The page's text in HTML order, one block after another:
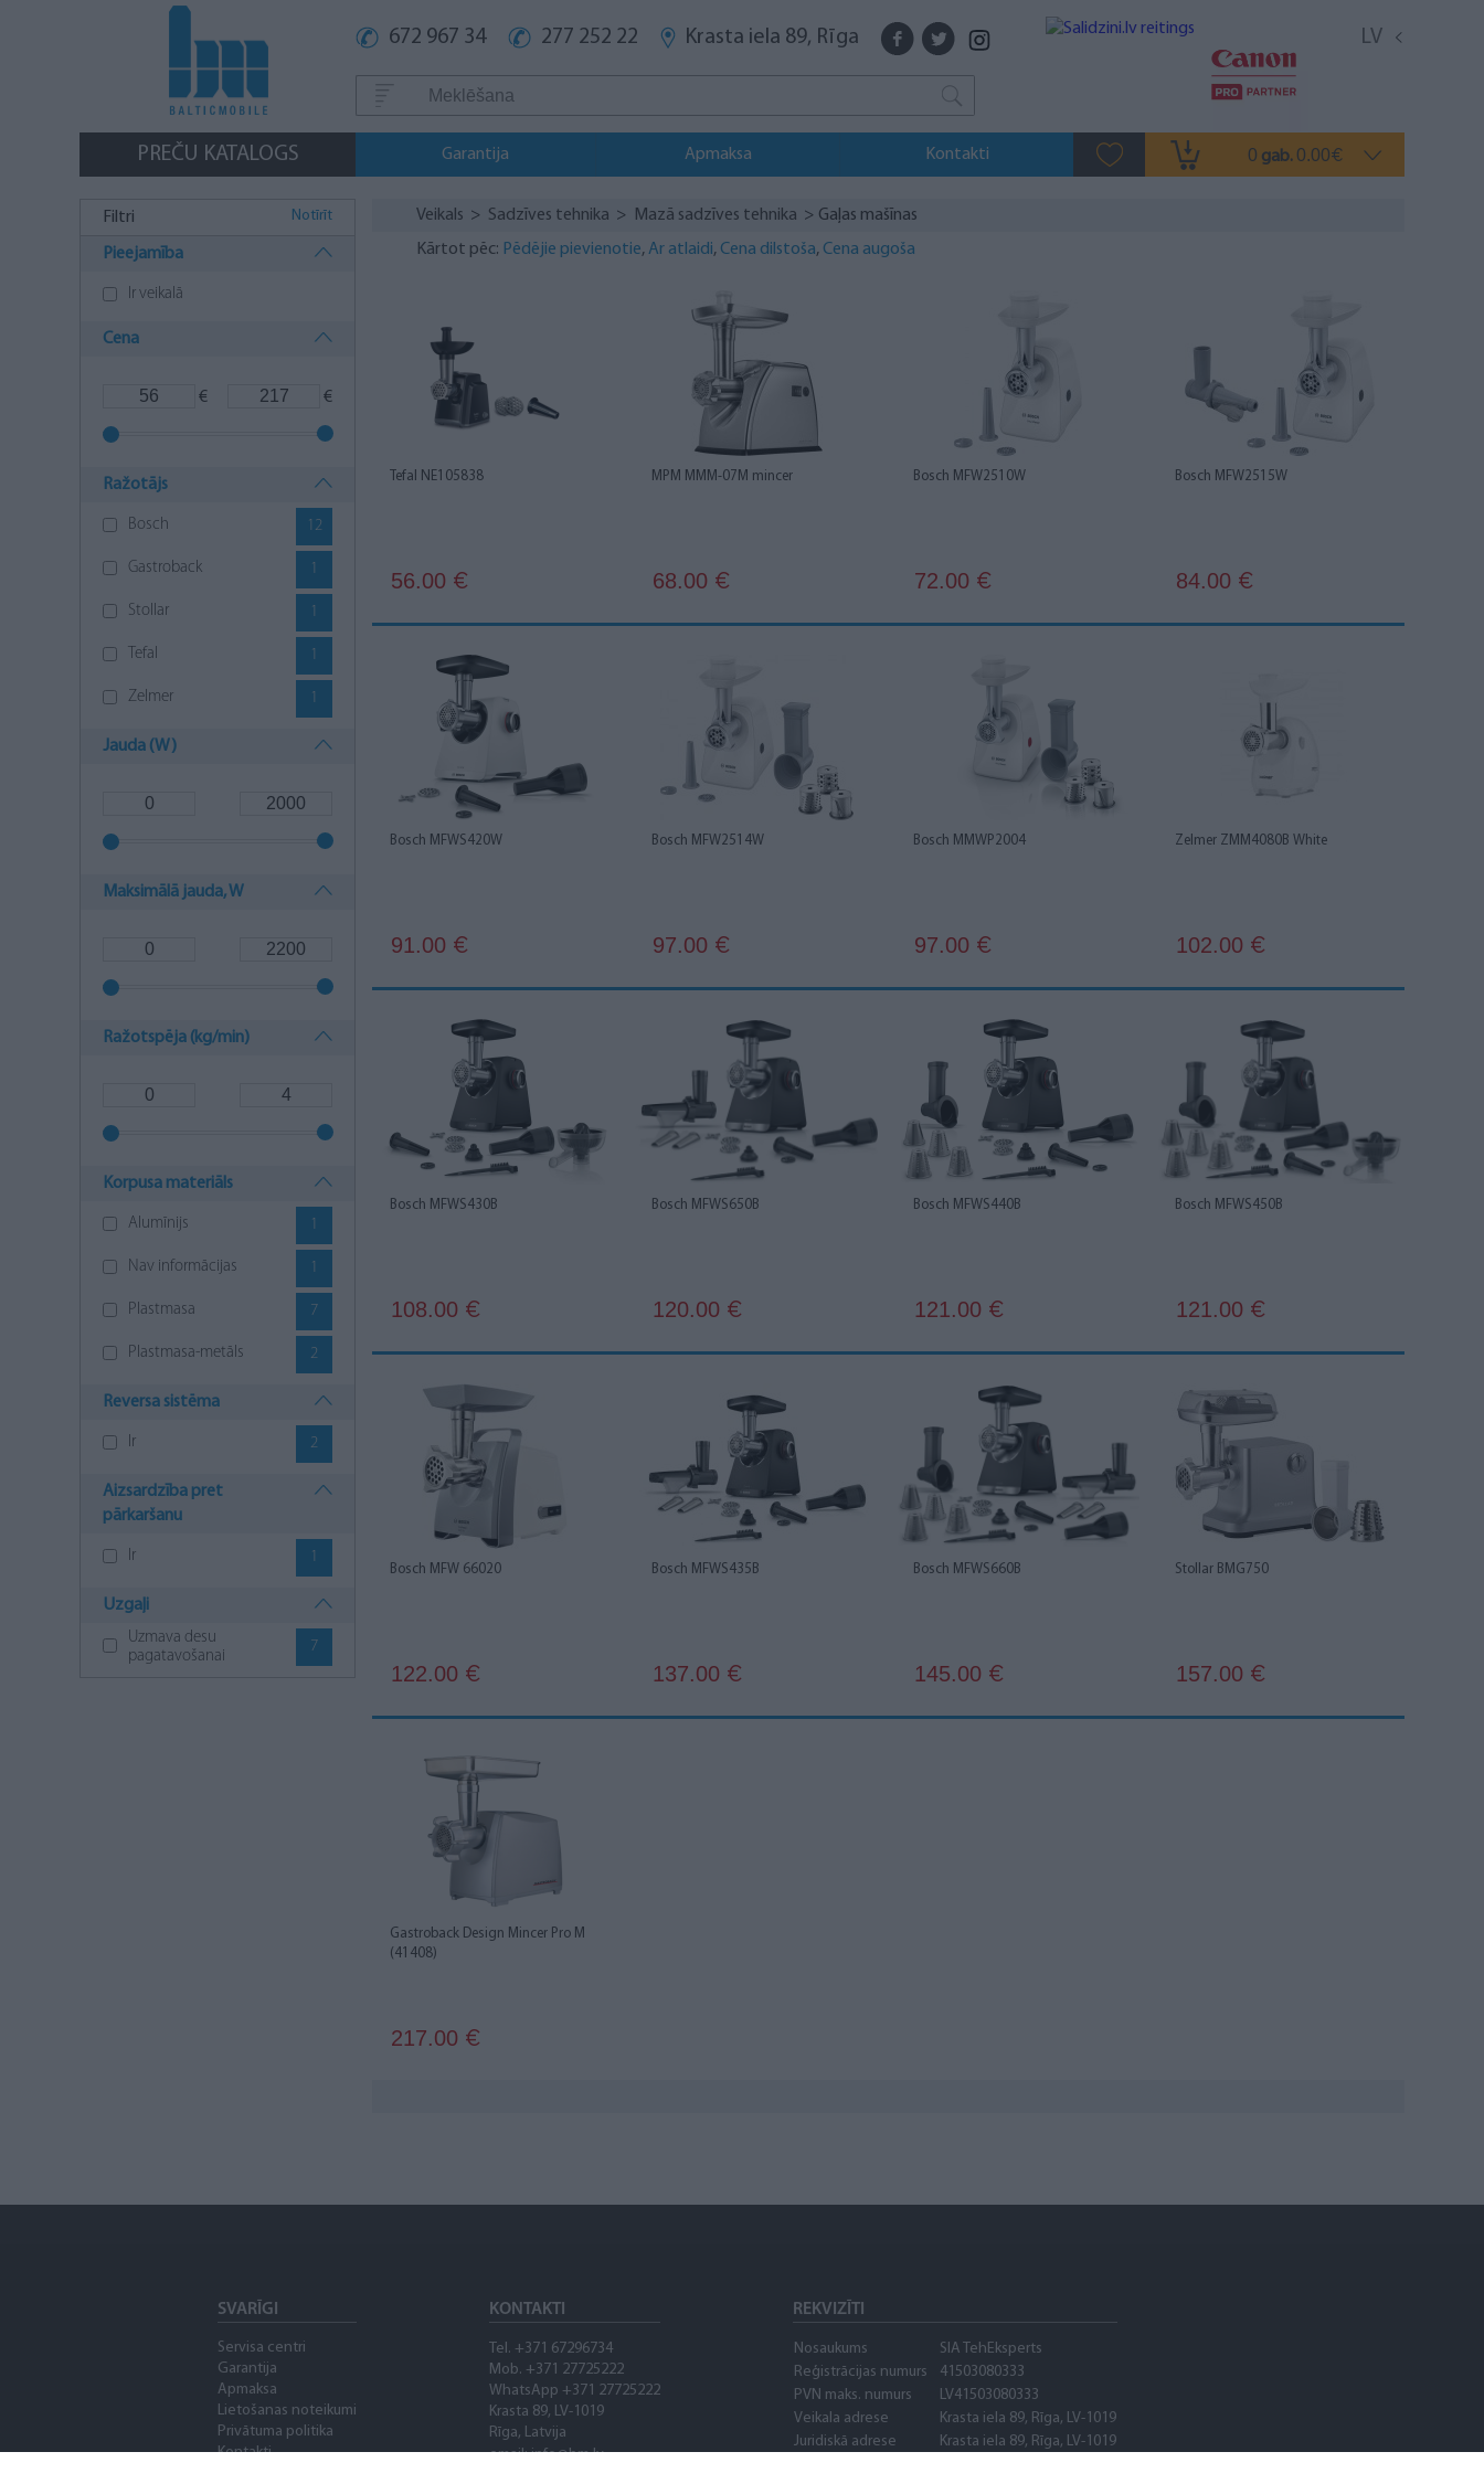
672 967 34 277 252 22 Krasta iela 89, Rīga LV
PREČU KATALOGS Garantija Apmaksa Kontakti 0 gab. 0.00€
Filtri Notīrīt
Pieejamība
Ir veikalā
Cena
€ €
Ražotājs
Bosch 12
Gastroback 1
Stollar 1
Tefal 1
Zelmer 1
Jauda (W)
Maksimālā jauda, W
Ražotspēja (kg/min)
Korpusa materiāls
Alumīnijs 1
Nav informācijas 1
Plastmasa 7
Plastmasa-metāls 2
Reversa sistēma
Ir 2
Aizsardzība pret
pārkaršanu
Ir 1
Uzgaļi
Uzmava desu
pagatavošanai
7
Veikals > Sadzīves tehnika > Mazā sadzīves tehnika > Gaļas mašīnas
Kārtot pēc: Pēdējie pievienotie,Ar atlaidi, Cena dilstoša, Cena augoša
Tefal NE105838
56.00 €
MPM MMM-07M mincer
68.00 €
Bosch MFW2510W
72.00 €
Bosch MFW2515W
84.00 €
Bosch MFWS420W
91.00 €
Bosch MFW2514W
97.00 €
Bosch MMWP2004
97.00 €
Zelmer ZMM4080B White
102.00 €
Bosch MFWS430B
108.00 €
Bosch MFWS650B
120.00 €
Bosch MFWS440B
121.00 €
Bosch MFWS450B
121.00 €
Bosch MFW 66020
122.00 €
Bosch MFWS435B
137.00 €
Bosch MFWS660B
145.00 €
Stollar BMG750
157.00 €
Gastroback Design Mincer Pro M
(41408)
217.00 €
SVARĪGI
Servisa centri
Garantija
Apmaksa
Lietošanas noteikumi
Privātuma politika
Kontakti
KONTAKTI
Tel. +371 67296734
Mob. +371 27725222
WhatsApp +371 27725222
Krasta 89, LV-1019
Rīga, Latvija
email: info@bm.lv
REKVIZĪTI
Nosaukums
SIA TehEksperts
Reģistrācijas numurs
41503080333
PVN maks. numurs
LV41503080333
Veikala adrese
Krasta iela 89, Rīga, LV-1019
Juridiskā adrese
Krasta iela 89, Rīga, LV-1019